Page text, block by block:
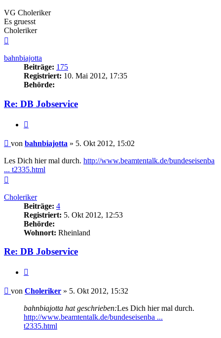
VG Choleriker
Es gruesst
Choleriker
bahnbiajotta
Beiträge: 175
Registriert: 10. Mai 2012, 17:35
Behörde:
Re: DB Jobservice
Beitrag
von bahnbiajotta » 5. Okt 2012, 15:02
Les Dich hier mal durch. http://www.beamtentalk.de/bundeseisenba
... t2335.html
Choleriker
Beiträge: 4
Registriert: 5. Okt 2012, 12:53
Behörde:
Wohnort: Rheinland
Re: DB Jobservice
Beitrag
von Choleriker » 5. Okt 2012, 15:32
bahnbiajotta hat geschrieben:Les Dich hier mal durch.
http://www.beamtentalk.de/bundeseisenba ...
t2335.html